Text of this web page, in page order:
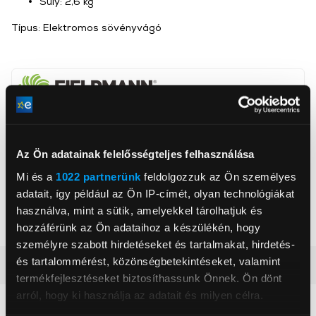
Az Ön adatainak felelősségteljes felhasználása
Mi és a 1022 partnerünk feldolgozzuk az Ön személyes
adatait, így például az Ön IP-címét, olyan technológiákat
használva, mint a sütik, amelyekkel tárolhatjuk és
hozzáférünk az Ön adataihoz a készülékén, hogy
személyre szabott hirdetéseket és tartalmakat, hirdetés-
és tartalommérést, közönségbetekintéseket, valamint
termékfejlesztéseket biztosíthassunk Önnek. Ön dönt
arról, hogy ki használja az adatait és milyen célra.
info@fasthungary.hu
2310, Szigetszentmiklós, Kántor út 10
Teljesítményfelvétel
600 W
Késhossz
55 cm
Típus: Elektromos sövényvágó
Részletes ismertető